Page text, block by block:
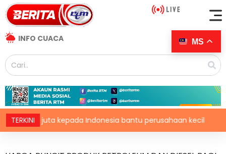
INFO CUACA
TERKINI
juta kepada Indonesia bantu perusahaan kecil
MS